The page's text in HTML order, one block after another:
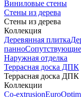
Виниловые стены
Стены из дерева
Стены из дерева
Коллекция
Деревянная плитка
панно
Наружная отделка
Террасная доска ДПК
Террасная доска ДПК
Коллекции
Co-extrusionEuro